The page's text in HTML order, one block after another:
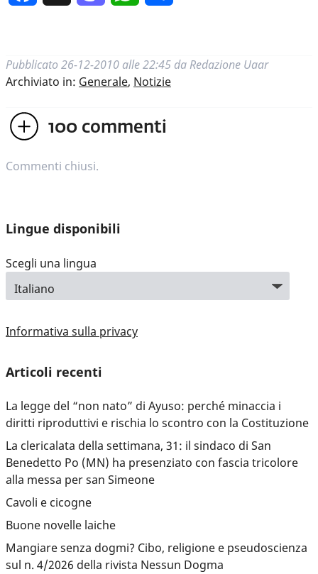
Pubblicato 26-12-2010 alle 22:45 da Redazione Uaar
Archiviato in: Generale, Notizie
100 commenti
Commenti chiusi.
Lingue disponibili
Scegli una lingua
Informativa sulla privacy
Articoli recenti
La legge del “non nato” di Ayuso: perché minaccia i
diritti riproduttivi e rischia lo scontro con la Costituzione
La clericalata della settimana, 31: il sindaco di San
Benedetto Po (MN) ha presenziato con fascia tricolore
alla messa per san Simeone
Cavoli e cicogne
Buone novelle laiche
Mangiare senza dogmi? Cibo, religione e pseudoscienza
sul n. 4/2026 della rivista Nessun Dogma